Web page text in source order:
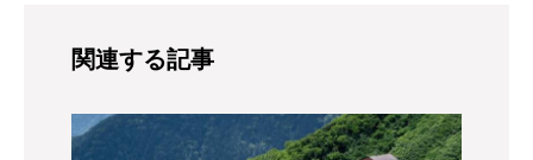
関連する記事